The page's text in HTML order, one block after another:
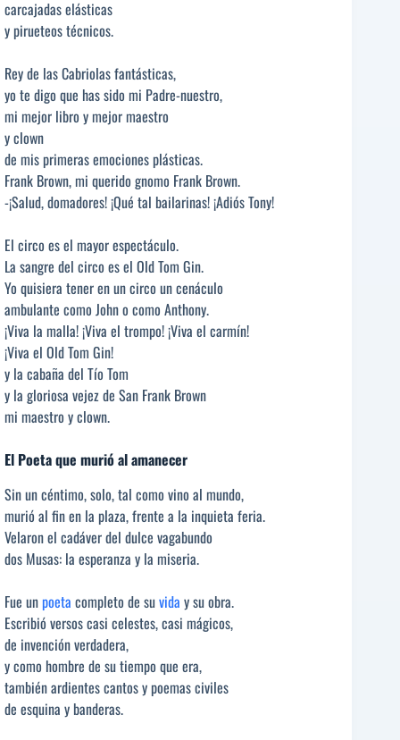
carcajadas elásticas
y pirueteos técnicos.
Rey de las Cabriolas fantásticas,
yo te digo que has sido mi Padre-nuestro,
mi mejor libro y mejor maestro
y clown
de mis primeras emociones plásticas.
Frank Brown, mi querido gnomo Frank Brown.
-¡Salud, domadores! ¡Qué tal bailarinas! ¡Adiós Tony!
El circo es el mayor espectáculo.
La sangre del circo es el Old Tom Gin.
Yo quisiera tener en un circo un cenáculo
ambulante como John o como Anthony.
¡Viva la malla! ¡Viva el trompo! ¡Viva el carmín!
¡Viva el Old Tom Gin!
y la cabaña del Tío Tom
y la gloriosa vejez de San Frank Brown
mi maestro y clown.
El Poeta que murió al amanecer
Sin un céntimo, solo, tal como vino al mundo,
murió al fin en la plaza, frente a la inquieta feria.
Velaron el cadáver del dulce vagabundo
dos Musas: la esperanza y la miseria.
Fue unpoeta completo de suvida y su obra.
Escribió versos casi celestes, casi mágicos,
de invención verdadera,
y como hombre de su tiempo que era,
también ardientes cantos y poemas civiles
de esquina y banderas.